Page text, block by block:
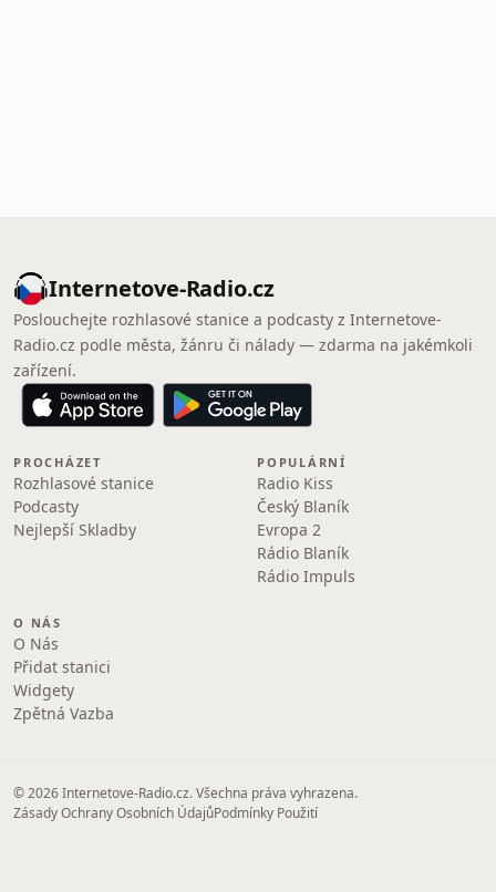
Internetove-Radio.cz
Poslouchejte rozhlasové stanice a podcasty z Internetove-
Radio.cz podle města, žánru či nálady — zdarma na jakémkoli
zařízení.
PROCHÁZET
Rozhlasové stanice
Podcasty
Nejlepší Skladby
POPULÁRNÍ
Radio Kiss
Český Blaník
Evropa 2
Rádio Blaník
Rádio Impuls
O NÁS
O Nás
Přidat stanici
Widgety
Zpětná Vazba
© 2026 Internetove-Radio.cz. Všechna práva vyhrazena.
Zásady Ochrany Osobních ÚdajůPodmínky Použití